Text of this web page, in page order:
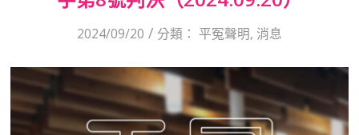
2024/09/20 / 分類： 平冤聲明, 消息